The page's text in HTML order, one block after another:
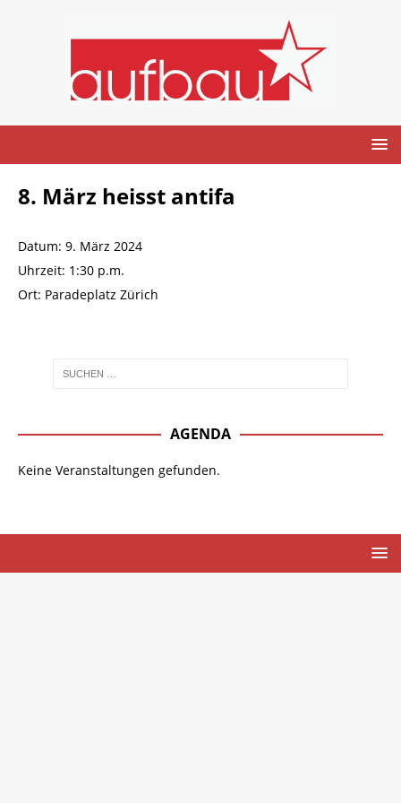
8. März heisst antifa
Datum: 9. März 2024
Uhrzeit: 1:30 p.m.
Ort: Paradeplatz Zürich
AGENDA
Keine Veranstaltungen gefunden.